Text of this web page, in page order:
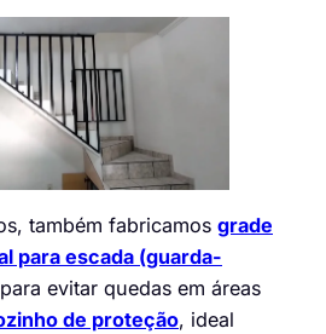
também fabricamos grade
para escada (guarda-
evitar quedas em áreas
de proteção, ideal